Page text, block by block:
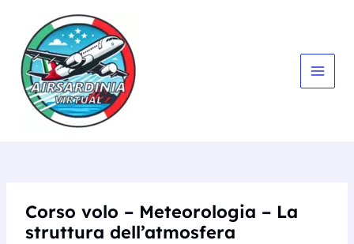
contenuto
MAIN
Corso volo – Meteorologia – La
struttura dell’atmosfera